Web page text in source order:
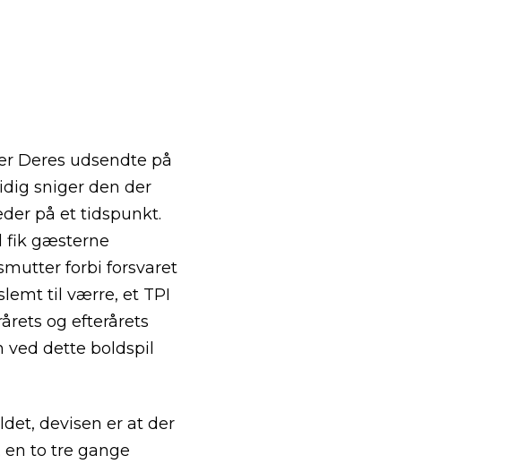
Deres udsendte på
sniger den der
på et tidspunkt.
fik gæsterne
forbi forsvaret
til værre, et TPI
og efterårets
dette boldspil
devisen er at der
to tre gange